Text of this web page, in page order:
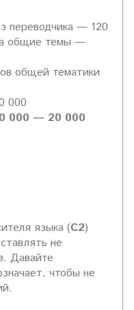
переводчика — 120
общие темы —
общей тематики
000
000 — 20 000
языка (С2)
не
Давайте
чтобы не